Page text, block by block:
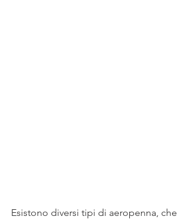
Esistono diversi tipi di aeropenna, che